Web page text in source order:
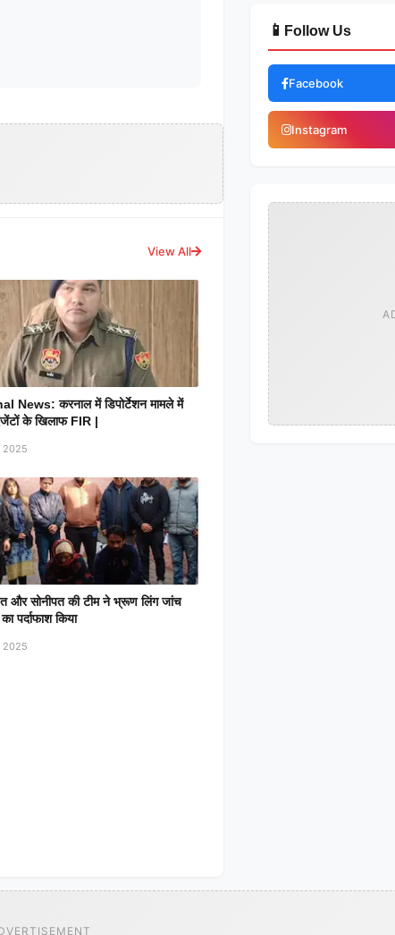
View All
News: करनाल में डिपोर्टेशन मामले में
के खिलाफ FIR |
2025
और सोनीपत की टीम ने भ्रूण लिंग जांच
का पर्दाफाश किया
2025
📱 Follow Us
Facebook
Instagram